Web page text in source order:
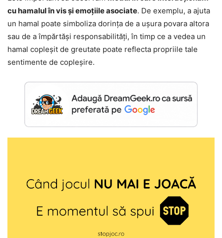
cu hamalul în vis și emoțiile asociate. De exemplu, a ajuta
un hamal poate simboliza dorința de a ușura povara altora
sau de a împărtăși responsabilități, în timp ce a vedea un
hamal copleșit de greutate poate reflecta propriile tale
sentimente de copleșire.